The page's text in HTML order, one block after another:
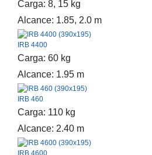
Products
See more products
Shopping list preview
0
Carga: 8, 15 kg
Alcance: 1.85, 2.0 m
IRB 4400
Carga: 60 kg
Alcance: 1.95 m
IRB 460
Carga: 110 kg
Alcance: 2.40 m
IRB 4600